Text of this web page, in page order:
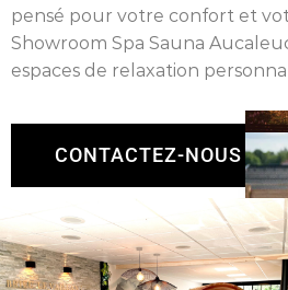
pensé pour votre confort et
Showroom Spa Sauna
espaces de relaxation
CONTACTEZ-NOUS